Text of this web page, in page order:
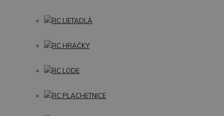
RC LIETADLÁ
RC HRAČKY
RC LODE
RC PLACHETNICE